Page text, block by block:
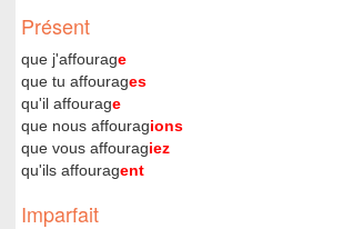
Présent
que j'affourage
que tu affourages
qu'il affourage
que nous affouragions
que vous affouragiez
qu'ils affouragent
Imparfait